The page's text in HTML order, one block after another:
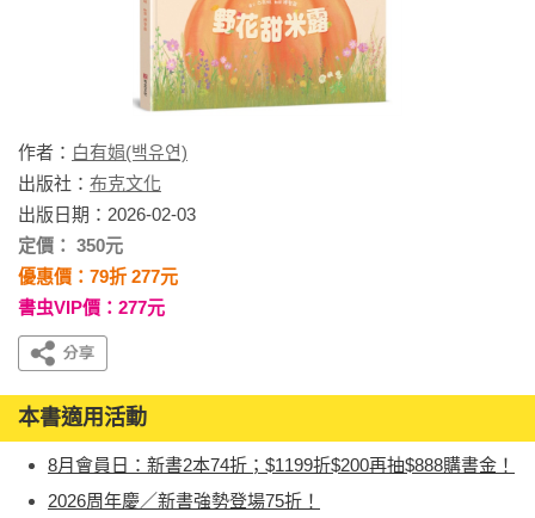
作者： 白有娟(백유연)
出版社： 布克文化
出版日期：2026-02-03
定價： 350元
優惠價：79折 277元
書虫VIP價：277元
本書適用活動
8月會員日：新書2本74折；$1199折$200再抽$888購書金！
2026周年慶／新書強勢登場75折！